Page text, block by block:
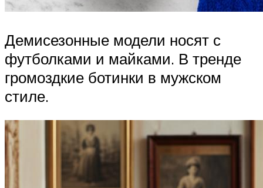
Демисезонные модели носят с
футболками и майками. В тренде
громоздкие ботинки в мужском
стиле.